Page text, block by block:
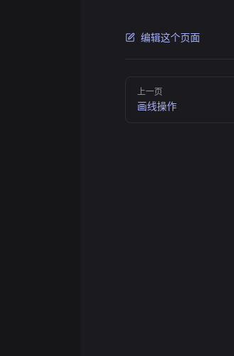
编辑这个页面
Pager
上一页
画线操作